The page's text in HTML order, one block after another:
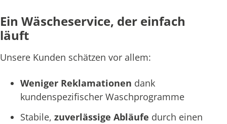
Ein Wäscheservice, der einfach
läuft
Unsere Kunden schätzen vor allem:
Weniger Reklamationen dank
kundenspezifischer Waschprogramme
Stabile, zuverlässige Abläufe durch einen